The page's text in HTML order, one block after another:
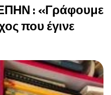
: «Γράφουμε
που έγινε